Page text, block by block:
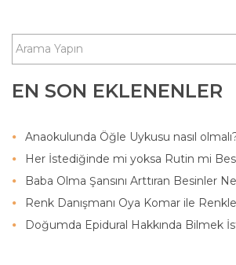
EN SON EKLENENLER
Anaokulunda Öğle Uykusu nasıl
Her İstediğinde mi yoksa Rutin mi
Baba Olma Şansını Arttıran Besinler
Renk Danışmanı Oya Komar ile
Doğumda Epidural Hakkında Bilmek